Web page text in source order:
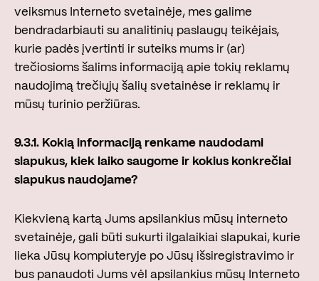
veiksmus Interneto svetainėje, mes galime
bendradarbiauti su analitinių paslaugų teikėjais,
kurie padės įvertinti ir suteiks mums ir (ar)
trečiosioms šalims informaciją apie tokių reklamų
naudojimą trečiųjų šalių svetainėse ir reklamų ir
mūsų turinio peržiūras.
9.3.1. Kokią informaciją renkame naudodami
slapukus, kiek laiko saugome ir kokius konkrečiai
slapukus naudojame?
Kiekvieną kartą Jums apsilankius mūsų interneto
svetainėje, gali būti sukurti ilgalaikiai slapukai, kurie
lieka Jūsų kompiuteryje po Jūsų išsiregistravimo ir
bus panaudoti Jums vėl apsilankius mūsų Interneto